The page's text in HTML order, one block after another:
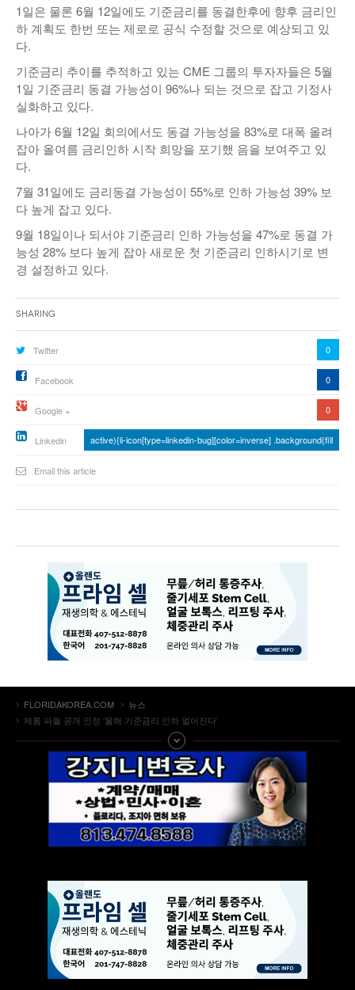
1일은 물론 6월 12일에도 기준금리를 동결한후에 향후 금리인
하 계획도 한번 또는 제로로 공식 수정할 것으로 예상되고 있
다.
기준금리 추이를 추적하고 있는 CME 그룹의 투자자들은 5월
1일 기준금리 동결 가능성이 96%나 되는 것으로 잡고 기정사
실화하고 있다.
나아가 6월 12일 회의에서도 동결 가능성을 83%로 대폭 올려
잡아 올여름 금리인하 시작 희망을 포기했 음을 보여주고 있
다.
7월 31일에도 금리동결 가능성이 55%로 인하 가능성 39% 보
다 높게 잡고 있다.
9월 18일이나 되서야 기준금리 인하 가능성을 47%로 동결 가
능성 28% 보다 높게 잡아 새로운 첫 기준금리 인하시기로 변
경 설정하고 있다.
Sharing
Twitter 0
Facebook 0
Google + 0
Linkedin active){li-icon[type=linkedin-bug][color=inverse] .background{fill
Email this article
FLORIDAKOREA.COM
뉴스
제롬 파월 공개 인정 ‘올해 기준금리 인하 멀어진다’